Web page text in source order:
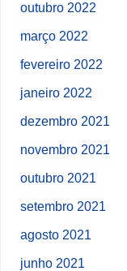
outubro 2022
março 2022
fevereiro 2022
janeiro 2022
dezembro 2021
novembro 2021
outubro 2021
setembro 2021
agosto 2021
junho 2021